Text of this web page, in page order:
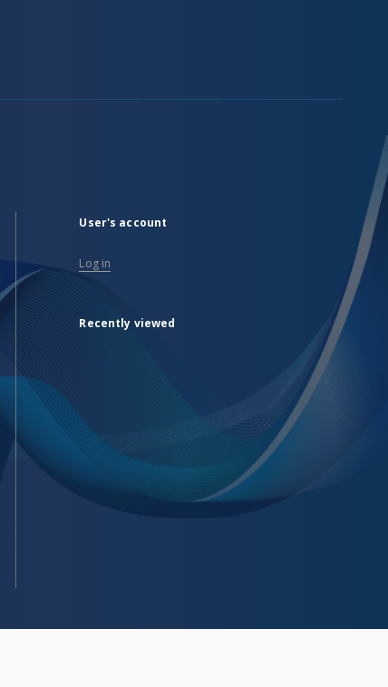
User's account
Log in
Recently viewed